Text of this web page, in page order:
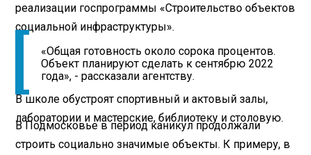
реализации госпрограммы «Строительство объектов
социальной инфраструктуры».
«Общая готовность около сорока процентов.
Объект планируют сделать к сентябрю 2022
года», - рассказали агентству.
В школе обустроят спортивный и актовый залы,
лаборатории и мастерские, библиотеку и столовую.
В Подмосковье в период каникул продолжали
строить социально значимые объекты. К примеру, в